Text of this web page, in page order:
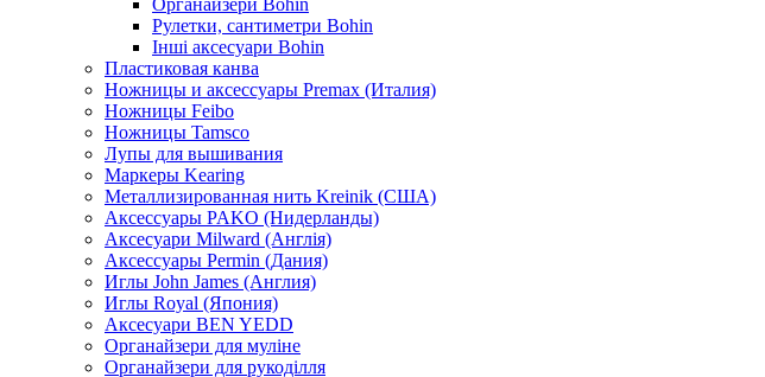
Органайзери Bohin
Рулетки, сантиметри Bohin
Інші аксесуари Bohin
Пластиковая канва
Ножницы и аксессуары Premax (Италия)
Ножницы Feibo
Ножницы Tamsco
Лупы для вышивания
Маркеры Kearing
Металлизированная нить Kreinik (США)
Аксессуары PAKO (Нидерланды)
Аксесуари Milward (Англія)
Аксессуары Permin (Дания)
Иглы John James (Англия)
Иглы Royal (Япония)
Аксесуари BEN YEDD
Органайзери для муліне
Органайзери для рукоділля